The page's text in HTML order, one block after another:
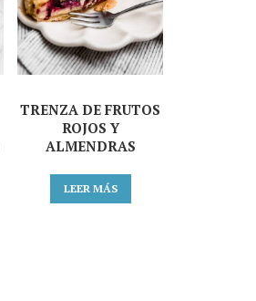
TRENZA DE FRUTOS
ROJOS Y
ALMENDRAS
LEER MÁS